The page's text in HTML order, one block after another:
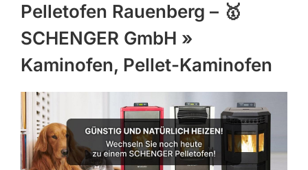
UNTERNEHMEN
PROFIL
WARENKORB
PRODUCTS
SEARCH
Pelletofen Rauenberg – 🥇
SCHENGER GmbH »
Kaminofen, Pellet-Kaminofen